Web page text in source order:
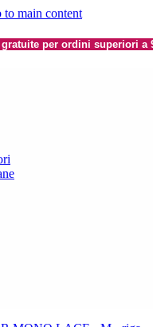
to main content
per ordini superiori a